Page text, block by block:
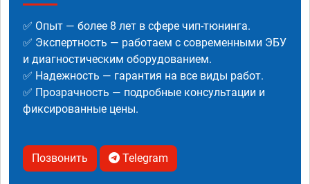
✅ Опыт — более 8 лет в сфере чип-тюнинга.
✅ Экспертность — работаем с современными ЭБУ
и диагностическим оборудованием.
✅ Надежность — гарантия на все виды работ.
✅ Прозрачность — подробные консультации и
фиксированные цены.
Позвонить Telegram